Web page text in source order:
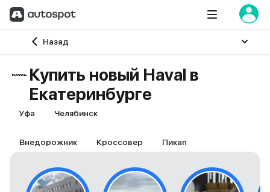
Назад
Главная
Купить новый Haval в
Екатеринбурге
Уфа Челябинск
Внедорожник Кроссовер Пикап